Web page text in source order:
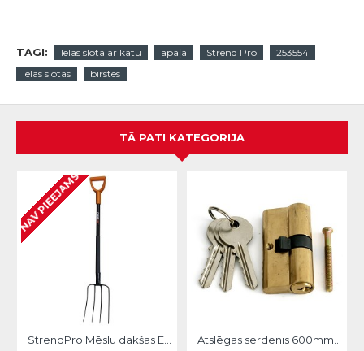
TAGI: Ielas slota ar kātu apaļa Strend Pro
253554
Ielas slotas
birstes
TĀ PATI KATEGORIJA
NAV PIEEJAMS
StrendPro Mēslu dakšas ErgoLine1200 Atslēgas serdenis 600mm Strend pro